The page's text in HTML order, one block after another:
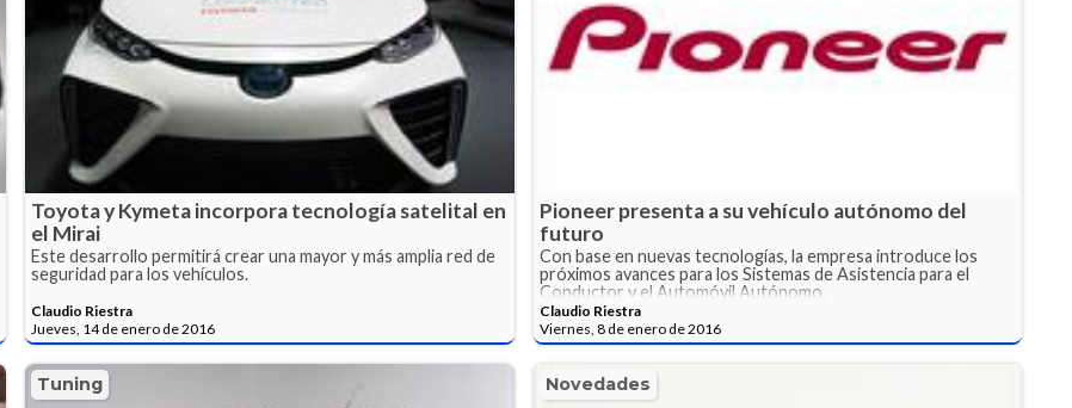
Toyota y Kymeta incorpora tecnología satelital en
el Mirai
Este desarrollo permitirá crear una mayor y más amplia red de
seguridad para los vehículos.
Claudio Riestra
Jueves, 14 de enero de 2016
Pioneer presenta a su vehículo autónomo del
futuro
Con base en nuevas tecnologías, la empresa introduce los
próximos avances para los Sistemas de Asistencia para el
Conductor y el Automóvil Autónomo.
Claudio Riestra
Viernes, 8 de enero de 2016
Tuning Novedades